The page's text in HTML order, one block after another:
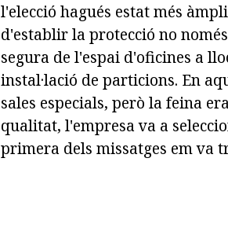
l'elecció hagués estat més
d'establir la protecció no
segura de l'espai d'oficines a
instal·lació de particions. En
sales especials, però la feina
qualitat, l'empresa va a
primera dels missatges em va